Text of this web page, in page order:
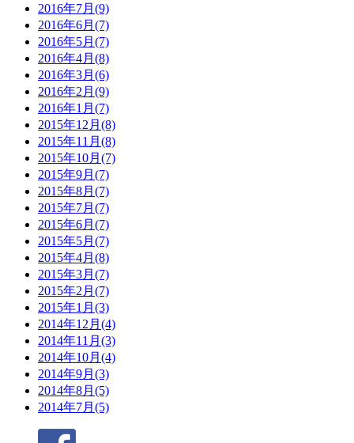
2016年7月(9)
2016年6月(7)
2016年5月(7)
2016年4月(8)
2016年3月(6)
2016年2月(9)
2016年1月(7)
2015年12月(8)
2015年11月(8)
2015年10月(7)
2015年9月(7)
2015年8月(7)
2015年7月(7)
2015年6月(7)
2015年5月(7)
2015年4月(8)
2015年3月(7)
2015年2月(7)
2015年1月(3)
2014年12月(4)
2014年11月(3)
2014年10月(4)
2014年9月(3)
2014年8月(5)
2014年7月(5)